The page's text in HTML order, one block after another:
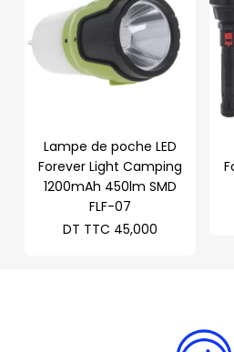
Lampe de poche LED
Forever Light Camping
1200mAh 450lm SMD
FLF-07
DT TTC 45,000